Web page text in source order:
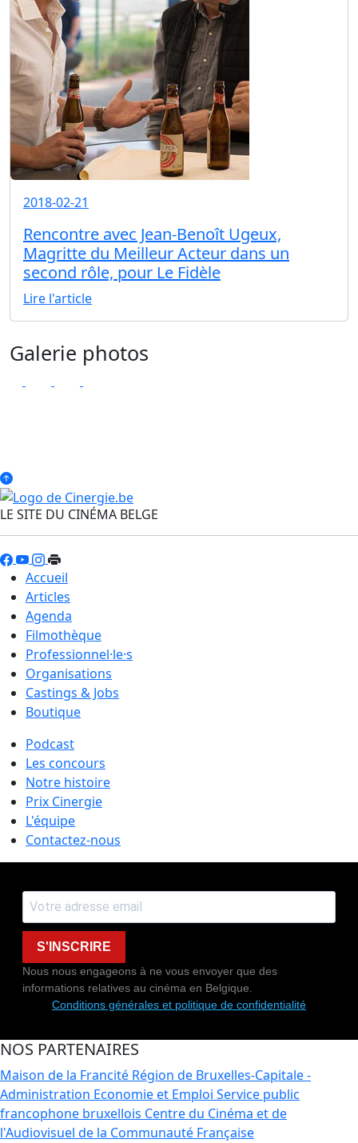
2018-02-21
Rencontre avec Jean-Benoît Ugeux,
Magritte du Meilleur Acteur dans un
second rôle, pour Le Fidèle
Lire l'article
Galerie photos
LE SITE DU CINÉMA BELGE
Accueil
Articles
Agenda
Filmothèque
Professionnel·le·s
Organisations
Castings & Jobs
Boutique
Podcast
Les concours
Notre histoire
Prix Cinergie
L'équipe
Contactez-nous
S'INSCRIRE
Nous nous engageons à ne vous envoyer que des
informations relatives au cinéma en Belgique.
Conditions générales et politique de confidentialité
NOS PARTENAIRES
Maison de la Francité Région de Bruxelles-Capitale -
Administration Economie et Emploi Service public
francophone bruxellois Centre du Cinéma et de
l'Audiovisuel de la Communauté Française